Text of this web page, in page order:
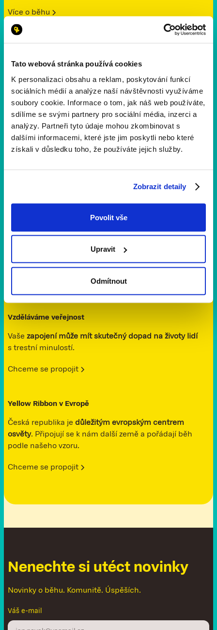
Tato webová stránka používá cookies
K personalizaci obsahu a reklam, poskytování funkcí
sociálních médií a analýze naší návštěvnosti využíváme
soubory cookie. Informace o tom, jak náš web používáte,
sdílíme se svými partnery pro sociální média, inzerci a
analýzy. Partneři tyto údaje mohou zkombinovat s
dalšími informacemi, které jste jim poskytli nebo které
získali v důsledku toho, že používáte jejich služby.
Zobrazit detaily
Povolit vše
Upravit
Odmítnout
Více o běhu
Yellow Ribbon Runběhají i odsouzení ve věznicích
napříč Českou republikou.
Kontaktovat
Pro děti odsouzených rodičů
Podporujemeděti rodičů ve a po výkonu trestu–
Partnerství s organizacemi
síť partnerských organizací
práci s lidmi s trestní minulostí.
Vzděláváme veřejnost
Vaše zapojení může mít skutečný dopad na životy lidí
s trestní minulostí.
Chceme se propojit
Yellow Ribbon v Evropě
Česká republika je důležitým evropským centrem
osvěty. Připojují se k nám další země a pořádají běh
podle našeho vzoru.
Chceme se propojit
Nenechte si utéct novinky
Novinky o běhu. Komunitě. Úspěších.
Váš e-mail